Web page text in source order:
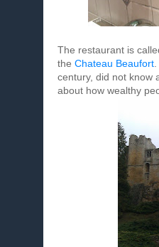
The restaurant is
the Chateau Beaufort
century, did not know
about how wealthy